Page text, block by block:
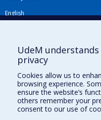
English
Plan du site
Accessibilité
Gabarits et image de marque
Agenda FMV & calendrier
La Faculté de médecine
UdeM
privacy
Cookies allow us to
browsing experience.
ensure the website’s
others remember your
consent to our use of